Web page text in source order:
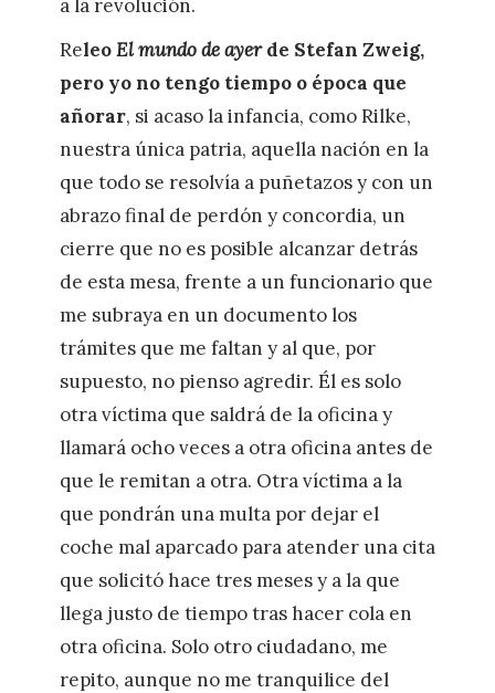
a la revolución.
ReleoEl mundo de ayerde Stefan Zweig,
pero yo no tengo tiempo o época que
añorar, si acaso la infancia, como Rilke,
nuestra única patria, aquella nación en la
que todo se resolvía a puñetazos y con un
abrazo final de perdón y concordia, un
cierre que no es posible alcanzar detrás
de esta mesa, frente a un funcionario que
me subraya en un documento los
trámites que me faltan y al que, por
supuesto, no pienso agredir. Él es solo
otra víctima que saldrá de la oficina y
llamará ocho veces a otra oficina antes de
que le remitan a otra. Otra víctima a la
que pondrán una multa por dejar el
coche mal aparcado para atender una cita
que solicitó hace tres meses y a la que
llega justo de tiempo tras hacer cola en
otra oficina. Solo otro ciudadano, me
repito, aunque no me tranquilice del